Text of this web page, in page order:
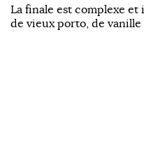
La finale est complexe
de vieux porto, de